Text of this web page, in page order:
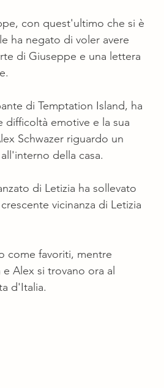
con quest'ultimo che si è
ha negato di voler avere
di Giuseppe e una lettera
di Temptation Island, ha
emotive e la sua
Schwazer riguardo un
della casa.
di Letizia ha sollevato
vicinanza di Letizia
come favoriti, mentre
Alex si trovano ora al
d'Italia.